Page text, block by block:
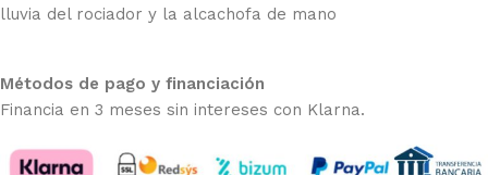
lluvia del rociador y la alcachofa de mano
Métodos de pago y financiación
Financia en 3 meses sin intereses con Klarna.